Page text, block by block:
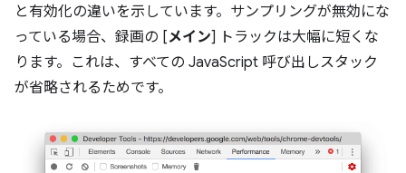
と有効化の違いを示しています。サンプリングが無効にな
っている場合、録画の [メイン] トラックは大幅に短くな
ります。これは、すべての JavaScript 呼び出しスタック
が省略されるためです。